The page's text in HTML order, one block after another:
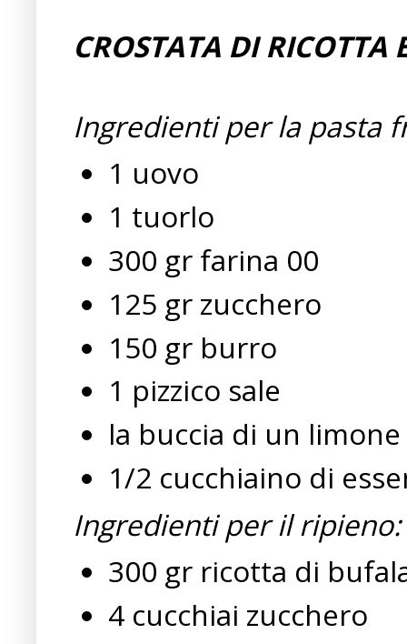
CROSTATA DI RICOTTA
Ingredienti per la pasta
1 uovo
1 tuorlo
300 gr farina 00
125 gr zucchero
150 gr burro
1 pizzico sale
la buccia di un
1/2 cucchiaino di
Ingredienti per il ripieno:
300 gr ricotta di
4 cucchiai zucchero